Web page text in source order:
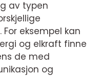
av typen
eksempel kan
og elkraft finne
de med
og